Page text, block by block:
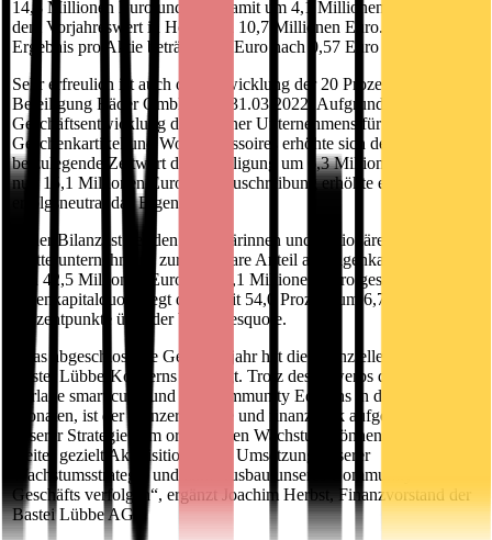
14,8 Millionen Euro und liegt damit um 4,1 Millionen Euro über
dem Vorjahreswert in Höhe von 10,7 Millionen Euro. Das
Ergebnis pro Aktie beträgt 0,83 Euro nach 0,57 Euro im Vorjahr.
Sehr erfreulich ist auch die Entwicklung der 20 Prozent-
Beteiligung Räder GmbH zum 31.03.2022. Aufgrund der positiven
Geschäftsentwicklung des Essener Unternehmens für
Geschenkartikel und Wohnaccessoires erhöhte sich der
beizulegende Zeitwert der Beteiligung um 6,3 Millionen Euro auf
nun 15,1 Millionen Euro. Die Zuschreibung erhöhte entsprechend
erfolgsneutral das Eigenkapital.
In der Bilanz ist der den Aktionärinnen und Aktionären des
Mutterunternehmens zurechenbare Anteil am Eigenkapital deutlich
von 42,5 Millionen Euro auf 56,1 Millionen Euro gestiegen. Die
Eigenkapitalquote liegt damit mit 54,0 Prozent um 6,7
Prozentpunkte über der Vorjahresquote.
„Das abgeschlossene Geschäftsjahr hat die finanzielle Stärke des
Bastei Lübbe-Konzerns bestätigt. Trotz des Erwerbs der zwei
Verlage smarticular und CE Community Editions in den letzten 18
Monaten, ist der Konzern solide und finanzstark aufgestellt. Neben
unserer Strategie zum organischen Wachstum können wir auch
weiter gezielt Akquisitionen zur Umsetzung unserer
Wachstumsstrategie und zum Ausbau unseres Community-
Geschäfts verfolgen“, ergänzt Joachim Herbst, Finanzvorstand der
Bastei Lübbe AG.